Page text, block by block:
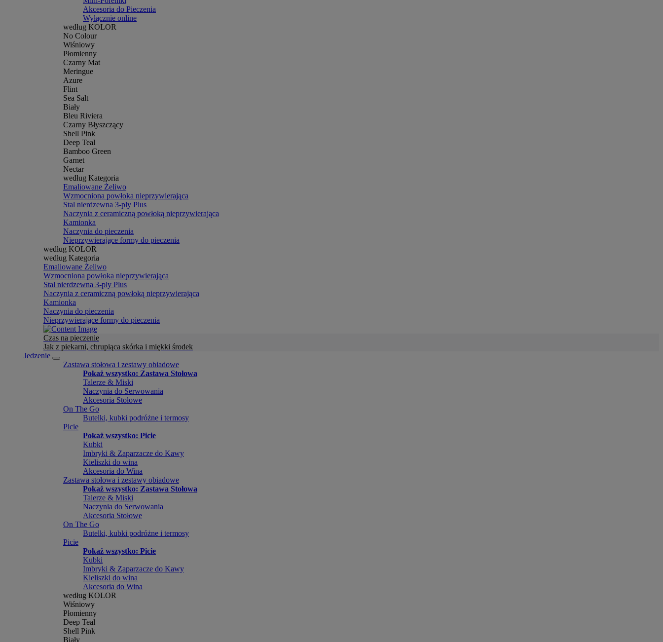
Akcesoria do Pieczenia
Wyłącznie online
według KOLOR
No Colour
Wiśniowy
Płomienny
Czarny Mat
Meringue
Azure
Flint
Sea Salt
Biały
Bleu Riviera
Czarny Błyszczący
Shell Pink
Deep Teal
Bamboo Green
Garnet
Nectar
według Kategoria
Emaliowane Żeliwo
Wzmocniona powłoka nieprzywierająca
Stal nierdzewna 3-ply Plus
Naczynia z ceramiczną powłoką nieprzywierająca
Kamionka
Naczynia do pieczenia
Nieprzywierające formy do pieczenia
według KOLOR
według Kategoria
Emaliowane Żeliwo
Wzmocniona powłoka nieprzywierająca
Stal nierdzewna 3-ply Plus
Naczynia z ceramiczną powłoką nieprzywierająca
Kamionka
Naczynia do pieczenia
Nieprzywierające formy do pieczenia
Czas na pieczenie
Jak z piekarni, chrupiąca skórka i miękki środek
Jedzenie
Zastawa stołowa i zestawy obiadowe
Pokaż wszystko: Zastawa Stołowa
Talerze & Miski
Naczynia do Serwowania
Akcesoria Stołowe
On The Go
Butelki, kubki podróżne i termosy
Picie
Pokaż wszystko: Picie
Kubki
Imbryki & Zaparzacze do Kawy
Kieliszki do wina
Akcesoria do Wina
Zastawa stołowa i zestawy obiadowe
Pokaż wszystko: Zastawa Stołowa
Talerze & Miski
Naczynia do Serwowania
Akcesoria Stołowe
On The Go
Butelki, kubki podróżne i termosy
Picie
Pokaż wszystko: Picie
Kubki
Imbryki & Zaparzacze do Kawy
Kieliszki do wina
Akcesoria do Wina
według KOLOR
Wiśniowy
Płomienny
Deep Teal
Shell Pink
Biały